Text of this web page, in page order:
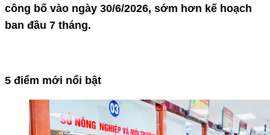
công bố vào ngày 30/6/2026, sớm hơn kế hoạch
ban đầu 7 tháng.
5 điểm mới nổi bật